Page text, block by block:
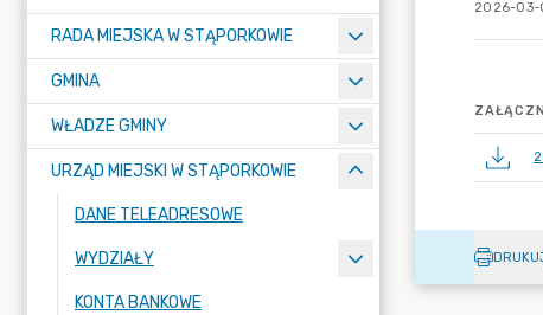
RADA MIEJSKA W STĄPORKOWIE
GMINA
WŁADZE GMINY
URZĄD MIEJSKI W STĄPORKOWIE
DANE TELEADRESOWE
WYDZIAŁY
KONTA BANKOWE
2026-03-